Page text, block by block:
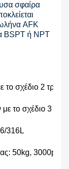
σφαίρα
AFK
BSPT ή NPT
το σχέδιο 2
το σχέδιο 3
316L
50kg,